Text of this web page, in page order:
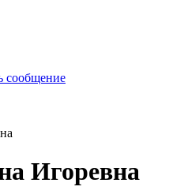
сообщение
Игоревна